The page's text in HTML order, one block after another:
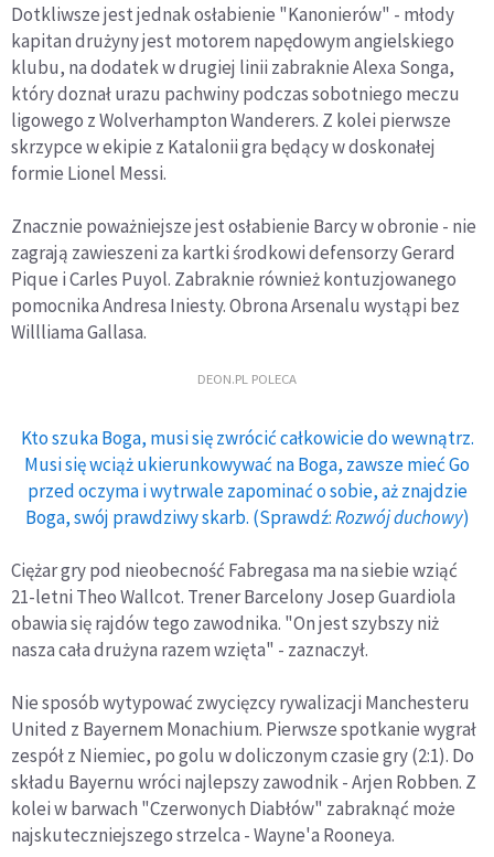
Dotkliwsze jest jednak osłabienie "Kanonierów" - młody
kapitan drużyny jest motorem napędowym angielskiego
klubu, na dodatek w drugiej linii zabraknie Alexa Songa,
który doznał urazu pachwiny podczas sobotniego meczu
ligowego z Wolverhampton Wanderers. Z kolei pierwsze
skrzypce w ekipie z Katalonii gra będący w doskonałej
formie Lionel Messi.
Znacznie poważniejsze jest osłabienie Barcy w obronie - nie
zagrają zawieszeni za kartki środkowi defensorzy Gerard
Pique i Carles Puyol. Zabraknie również kontuzjowanego
pomocnika Andresa Iniesty. Obrona Arsenalu wystąpi bez
Willliama Gallasa.
DEON.PL POLECA
Kto szuka Boga, musi się zwrócić całkowicie do wewnątrz.
Musi się wciąż ukierunkowywać na Boga, zawsze mieć Go
przed oczyma i wytrwale zapominać o sobie, aż znajdzie
Boga, swój prawdziwy skarb. (Sprawdź:Rozwój duchowy)
Ciężar gry pod nieobecność Fabregasa ma na siebie wziąć
21-letni Theo Wallcot. Trener Barcelony Josep Guardiola
obawia się rajdów tego zawodnika. "On jest szybszy niż
nasza cała drużyna razem wzięta" - zaznaczył.
Nie sposób wytypować zwycięzcy rywalizacji Manchesteru
United z Bayernem Monachium. Pierwsze spotkanie wygrał
zespół z Niemiec, po golu w doliczonym czasie gry (2:1). Do
składu Bayernu wróci najlepszy zawodnik - Arjen Robben. Z
kolei w barwach "Czerwonych Diabłów" zabraknąć może
najskuteczniejszego strzelca - Wayne'a Rooneya.